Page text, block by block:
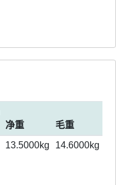
净重
毛重
13.5000kg 14.6000kg